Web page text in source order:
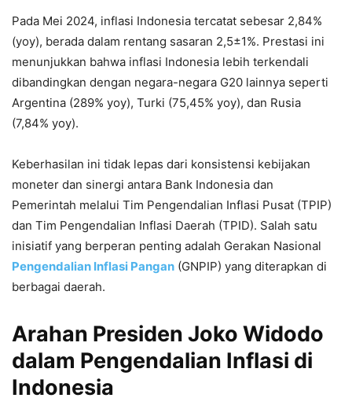
Pada Mei 2024, inflasi Indonesia tercatat sebesar 2,84%
(yoy), berada dalam rentang sasaran 2,5±1%. Prestasi ini
menunjukkan bahwa inflasi Indonesia lebih terkendali
dibandingkan dengan negara-negara G20 lainnya seperti
Argentina (289% yoy), Turki (75,45% yoy), dan Rusia
(7,84% yoy).
Keberhasilan ini tidak lepas dari konsistensi kebijakan
moneter dan sinergi antara Bank Indonesia dan
Pemerintah melalui Tim Pengendalian Inflasi Pusat (TPIP)
dan Tim Pengendalian Inflasi Daerah (TPID). Salah satu
inisiatif yang berperan penting adalah Gerakan Nasional
Pengendalian Inflasi Pangan (GNPIP) yang diterapkan di
berbagai daerah.
Arahan Presiden Joko Widodo
dalam Pengendalian Inflasi di
Indonesia